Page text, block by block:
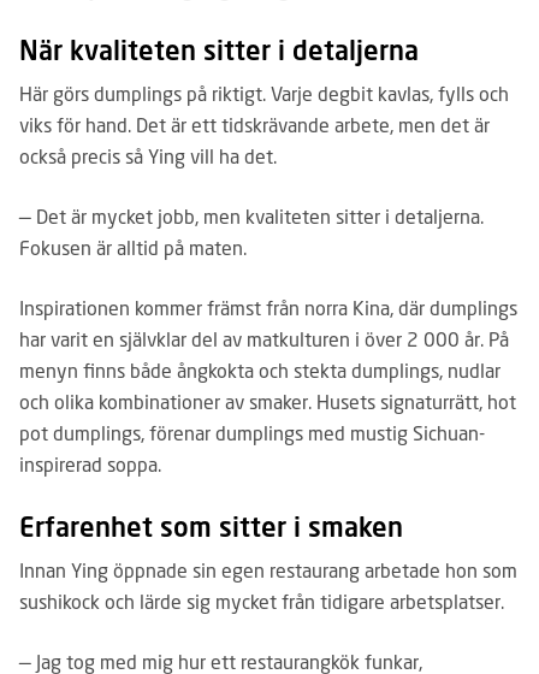
När kvaliteten sitter i detaljerna
Här görs dumplings på riktigt. Varje degbit kavlas, fylls och
viks för hand. Det är ett tidskrävande arbete, men det är
också precis så Ying vill ha det.
— Det är mycket jobb, men kvaliteten sit­ter i detaljerna.
Fokusen är alltid på maten.
Inspirationen kommer främst från norra Kina, där dumplings
har varit en självklar del av matkulturen i över 2 000 år. På
menyn finns både ångkokta och stekta dumplings, nudlar
och olika kombinationer av smaker. Husets signaturrätt, hot
pot dumplings, förenar dumplings med mustig Sichuan-
inspirerad soppa.
Erfarenhet som sitter i smaken
Innan Ying öppnade sin egen restaurang arbetade hon som
sushikock och lärde sig mycket från tidigare arbetsplatser.
— Jag tog med mig hur ett restaurangkök funkar,